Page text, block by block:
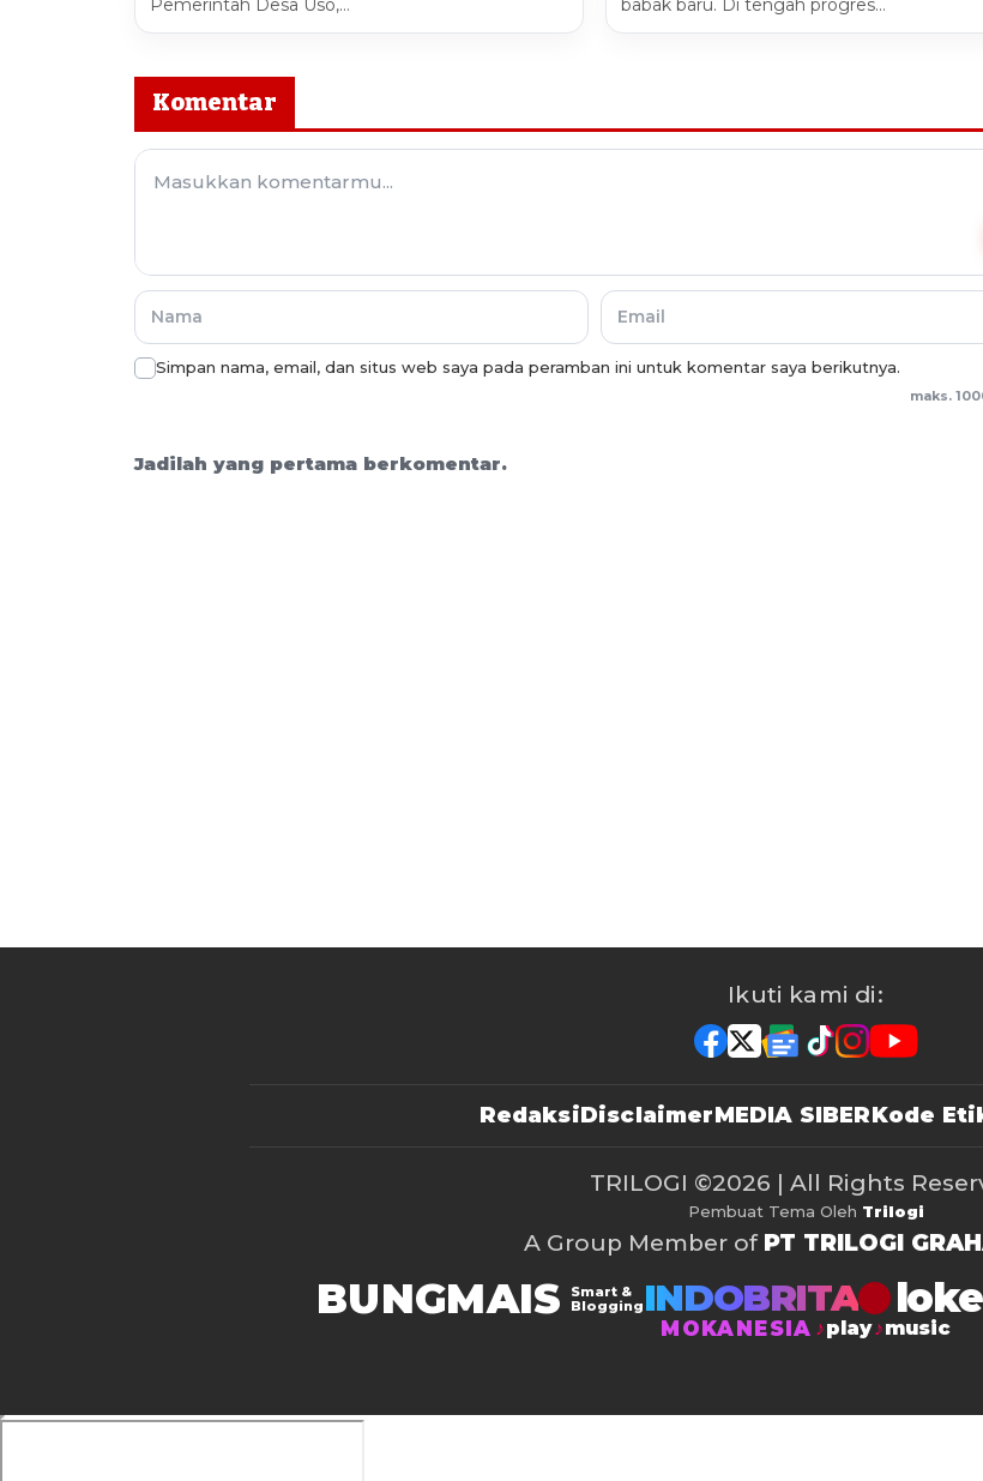
Pemerintah Desa Uso,…
babak baru. Di tengah progres…
Komentar
Simpan nama, email, dan situs web saya pada peramban ini untuk komentar saya berikutnya.
maks.
Jadilah yang pertama berkomentar.
Ikuti kami di:
RedaksiDisclaimerMEDIA SIBERKode
TRILOGI ©2026 | All Rights
Pembuat Tema Oleh Trilogi
A Group Member of PT TRILOGI
BUNGMAIS
Smart &
Blogging INDOBRITA
MOKANESIA play music